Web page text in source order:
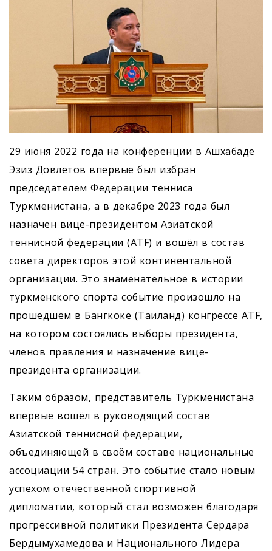
29 июня 2022 года на конференции в Ашхабаде
Эзиз Довлетов впервые был избран
председателем Федерации тенниса
Туркменистана, а в декабре 2023 года был
назначен вице-президентом Азиатской
теннисной федерации (ATF) и вошёл в состав
совета директоров этой континентальной
организации. Это знаменательное в истории
туркменского спорта событие произошло на
прошедшем в Бангкоке (Таиланд) конгрессе ATF,
на котором состоялись выборы президента,
членов правления и назначение вице-
президента организации.
Таким образом, представитель Туркменистана
впервые вошёл в руководящий состав
Азиатской теннисной федерации,
объединяющей в своём составе национальные
ассоциации 54 стран. Это событие стало новым
успехом отечественной спортивной
дипломатии, который стал возможен благодаря
прогрессивной политики Президента Сердара
Бердымухамедова и Национального Лидера